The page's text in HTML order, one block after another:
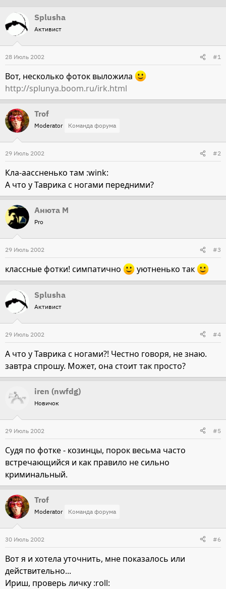
т
о
р
т
е
ы
а
Splusha
Активист
28 Июль 2002 #1
Вот, несколько фоток выложила
http://splunya.boom.ru/irk.html
Trof
Moderator Команда форума
29 Июль 2002 #2
Кла-аассненько там :wink:
А что у Таврика с ногами передними?
Анюта М
Pro
29 Июль 2002 #3
классные фотки! симпатично уютненько так
Splusha
Активист
29 Июль 2002 #4
А что у Таврика с ногами?! Честно говоря, не знаю.
завтра спрошу. Может, она стоит так просто?
iren (nwfdg)
Новичок
29 Июль 2002 #5
Судя по фотке - козинцы, порок весьма часто
встречающийся и как правило не сильно
криминальный.
Trof
Moderator Команда форума
30 Июль 2002 #6
Вот я и хотела уточнить, мне показалось или
действительно...
Ириш, проверь личку :roll: